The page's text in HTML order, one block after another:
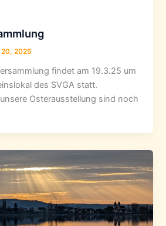
20, 2025
findet am 19.3.25 um
des SVGA statt.
Osterausstellung sind noch